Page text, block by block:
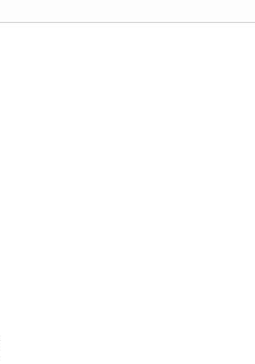
çıkıyor. Dayanıklı ve
üretilmiş olması,
uzun ömürlü bir
modern ve davetkâr hale
Spot lambamız tam